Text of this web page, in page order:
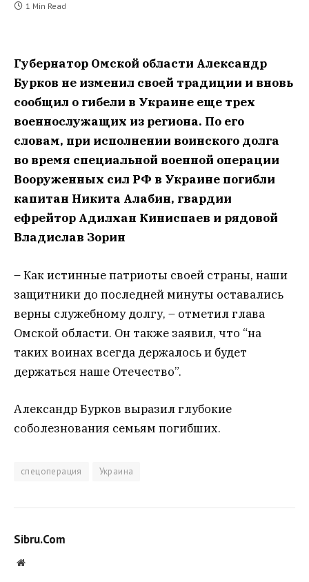
1 Min Read
Губернатор Омской области Александр
Бурков не изменил своей традиции и вновь
сообщил о гибели в Украине еще трех
военнослужащих из региона. По его
словам, при исполнении воинского долга
во время специальной военной операции
Вооруженных сил РФ в Украине погибли
капитан Никита Алабин, гвардии
ефрейтор Адилхан Киниспаев и рядовой
Владислав Зорин
– Как истинные патриоты своей страны, наши
защитники до последней минуты оставались
верны служебному долгу, – отметил глава
Омской области. Он также заявил, что “на
таких воинах всегда держалось и будет
держаться наше Отечество”.
Александр Бурков выразил глубокие
соболезнования семьям погибших.
спецоперация Украина
Sibru.Com
Website